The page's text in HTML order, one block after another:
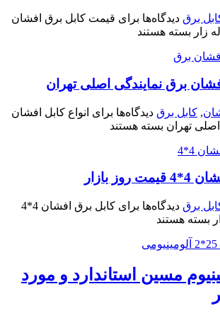
برق دیدگاه‌ها برای قیمت کابل برق افشان
بسته هستند
برق نمایندگی اصلی تهران
, کابل برق دیدگاه‌ها برای انواع کابل افشان
تهران بسته هستند
بازار
برق دیدگاه‌ها
برای کابل برق افشان 4*4
بسته هستند
مسین استاندارد و مورد